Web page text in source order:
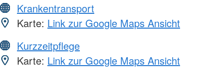
Krankentransport
Karte: Link zur Google Maps Ansicht
Kurzzeitpflege
Karte: Link zur Google Maps Ansicht